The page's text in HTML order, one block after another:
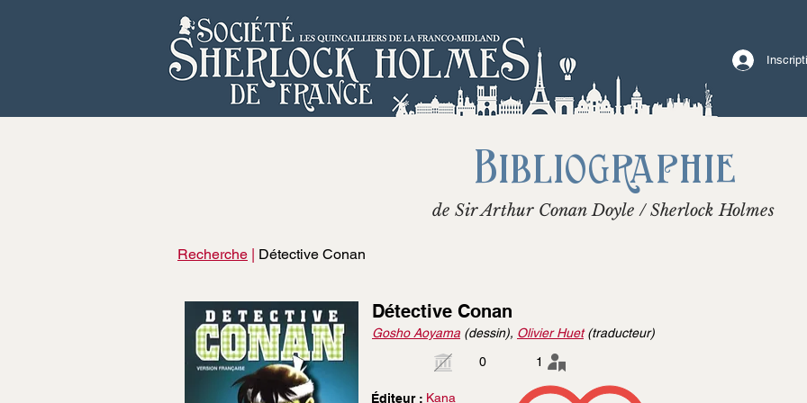
Bibliographie
de Sir Arthur Conan Doyle / Sherlock Holmes
Recherche | Détective Conan
Détective Conan
Gosho Aoyama (dessin), Olivier Huet(traducteur)
0
1
Éditeur : Kana